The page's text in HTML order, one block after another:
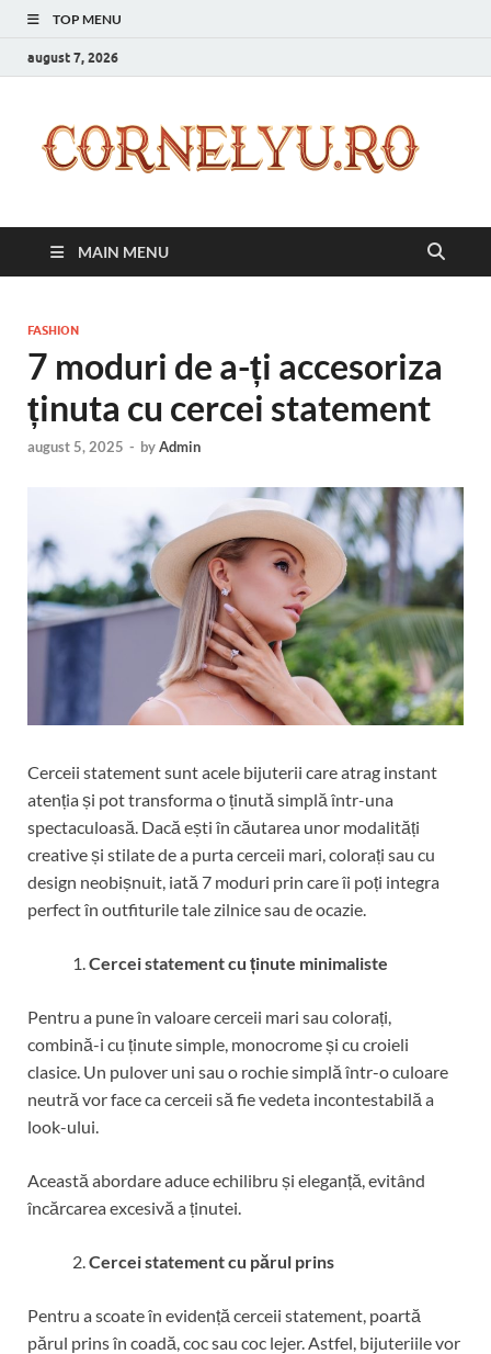
TOP MENU
august 7, 2026
ta mai
MAIN MENU
FASHION
7 moduri de a-ți accesoriza
ținuta cu cercei statement
august 5, 2025 - byAdmin
Cerceii statement sunt acele bijuterii care atrag instant
atenția și pot transforma o ținută simplă într-una
spectaculoasă. Dacă ești în căutarea unor modalități
creative și stilate de a purta cerceii mari, colorați sau cu
design neobișnuit, iată 7 moduri prin care îi poți integra
perfect în outfiturile tale zilnice sau de ocazie.
Cercei statement cu ținute minimaliste
Pentru a pune în valoare cerceii mari sau colorați,
combină-i cu ținute simple, monocrome și cu croieli
clasice. Un pulover uni sau o rochie simplă într-o culoare
neutră vor face ca cerceii să fie vedeta incontestabilă a
look-ului.
Această abordare aduce echilibru și eleganță, evitând
încărcarea excesivă a ținutei.
Cercei statement cu părul prins
Pentru a scoate în evidență cerceii statement, poartă
părul prins în coadă, coc sau coc lejer. Astfel, bijuteriile vor